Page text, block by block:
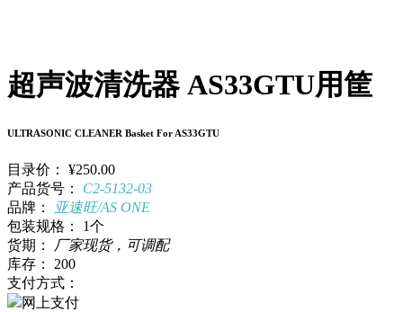
超声波清洗器 AS33GTU用筐
ULTRASONIC CLEANER Basket For AS33GTU
目录价：
¥250.00
产品货号：
C2-5132-03
品牌：
亚速旺/AS ONE
包装规格：
1个
货期：
厂家现货，可调配
库存：
200
支付方式：
网上支付